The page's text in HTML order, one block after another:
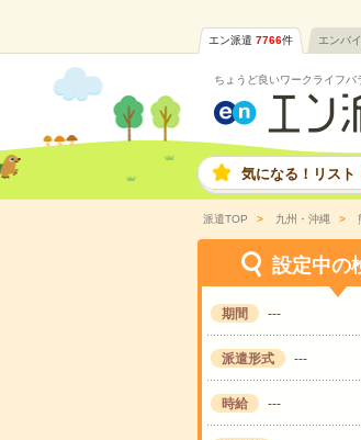
エン派遣 7766件 エンバ
ちょうど良いワークライフバ
気になる！リスト
派遣TOP 九州・沖縄
設定中の
期間 ---
派遣形式 ---
時給 ---